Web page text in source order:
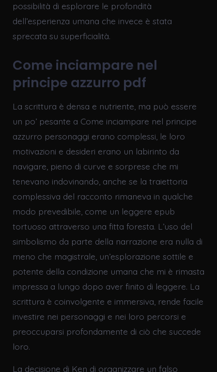
possibilità di esplorare le profondità
dell’esperienza umana che invece è stata
sprecata su superficialità.
Come inciampare nel
principe azzurro pdf
La scrittura è densa e nutriente, ma può essere
un po’ pesante a Come inciampare nel principe
azzurro personaggi erano complessi, le loro
motivazioni e desideri erano un labirinto da
navigare, pieno di curve e sorprese che mi
tenevano indovinando, anche se la traiettoria
complessiva del racconto rimaneva in qualche
modo prevedibile, come un leggere epub
tortuoso attraverso una fitta foresta. L’uso del
simbolismo da parte della narrazione era nulla di
meno che magistrale, un’esplorazione sottile e
potente della condizione umana che mi è rimasta
impressa a lungo dopo aver finito di leggere. La
scrittura è coinvolgente e immersiva, rende facile
investire nei personaggi e nei loro percorsi e
preoccuparsi profondamente di ciò che succede
loro.
La decisione di Ken di organizzare un falso